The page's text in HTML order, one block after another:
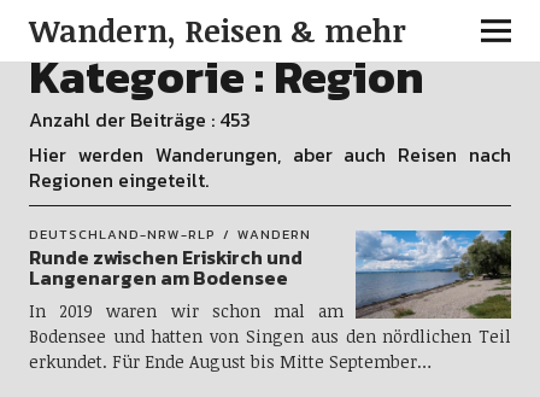
Wandern, Reisen & mehr
Kategorie :Region
Anzahl der Beiträge : 453
Hier werden Wanderungen, aber auch Reisen nach
Regionen eingeteilt.
DEUTSCHLAND-NRW-RLP WANDERN
Runde zwischen Eriskirch und
Langenargen am Bodensee
In 2019 waren wir schon mal am
Bodensee und hatten von Singen aus den nördlichen Teil
erkundet. Für Ende August bis Mitte September…